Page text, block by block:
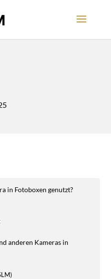
in Fotoboxen genutzt?
anderen Kameras in